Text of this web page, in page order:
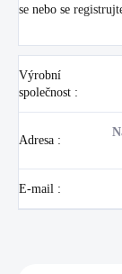
se nebo se
Výrobní
společnost :
Adresa :
E-mail :